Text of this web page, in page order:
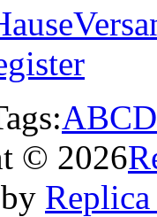
ABCD
© 2026